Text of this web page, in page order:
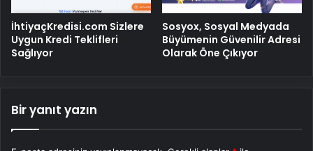
İhtiyaçKredisi.com Sizlere
Uygun Kredi Teklifleri
Sağlıyor
Sosyox, Sosyal Medyada
Büyümenin Güvenilir Adresi
Olarak Öne Çıkıyor
Bir yanıt yazın